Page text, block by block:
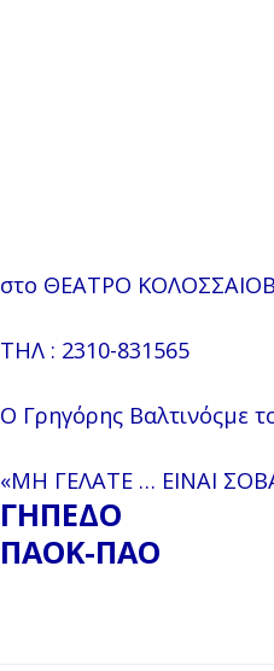
στο ΘΕΑΤΡΟ
ΤΗΛ : 2310-831565
Ο Γρηγόρης Βαλτινόςμε
«ΜΗ ΓΕΛΑΤΕ … ΕΙΝΑΙ
ΓΗΠΕΔΟ
ΠΑΟΚ-ΠΑΟ